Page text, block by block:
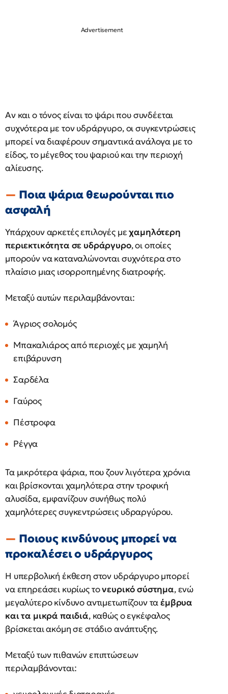
Αν και ο τόνος είναι το ψάρι που συνδέεται
συχνότερα με τον υδράργυρο, οι συγκεντρώσεις
μπορεί να διαφέρουν σημαντικά ανάλογα με το
είδος, το μέγεθος του ψαριού και την περιοχή
αλίευσης.
Ποια ψάρια θεωρούνται πιο
ασφαλή
Υπάρχουν αρκετές επιλογές μεχαμηλότερη
περιεκτικότητα σε υδράργυρο, οι οποίες
μπορούν να καταναλώνονται συχνότερα στο
πλαίσιο μιας ισορροπημένης διατροφής.
Μεταξύ αυτών περιλαμβάνονται:
Άγριος σολομός
Μπακαλιάρος από περιοχές με χαμηλή
επιβάρυνση
Σαρδέλα
Γαύρος
Πέστροφα
Ρέγγα
Τα μικρότερα ψάρια, που ζουν λιγότερα χρόνια
και βρίσκονται χαμηλότερα στην τροφική
αλυσίδα, εμφανίζουν συνήθως πολύ
χαμηλότερες συγκεντρώσεις υδραργύρου.
Ποιους κινδύνους μπορεί να
προκαλέσει ο υδράργυρος
Η υπερβολική έκθεση στον υδράργυρο μπορεί
να επηρεάσει κυρίως τονευρικό σύστημα, ενώ
μεγαλύτερο κίνδυνο αντιμετωπίζουν ταέμβρυα
και τα μικρά παιδιά, καθώς ο εγκέφαλος
βρίσκεται ακόμη σε στάδιο ανάπτυξης.
Μεταξύ των πιθανών επιπτώσεων
περιλαμβάνονται: